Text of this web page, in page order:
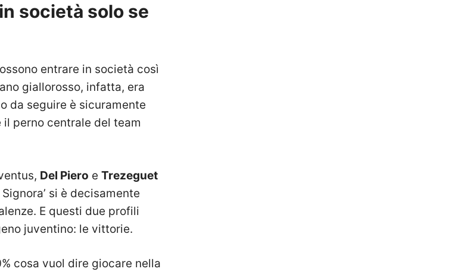
società solo se
entrare in società così
giallorosso, infatta, era
da seguire è sicuramente
il perno centrale del team
Del Piero e Trezeguet
si è decisamente
E questi due profili
juventino: le vittorie.
cosa vuol dire giocare nella